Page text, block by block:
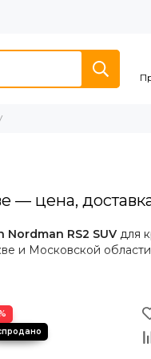
— цена,
Nordman RS2 SUVдля
и Московской
надёжность и